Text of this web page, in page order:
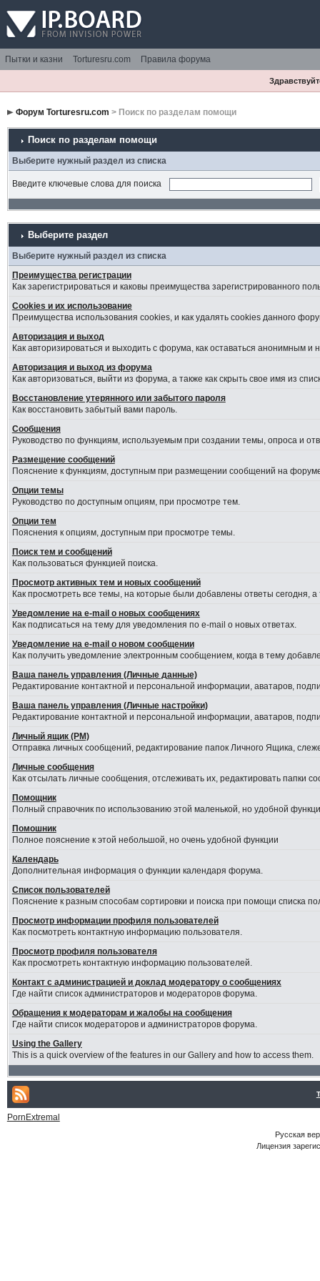
Пытки и казни Torturesru.com Правила форума
Форум Torturesru.com > Поиск по разделам помощи
Поиск по разделам помощи
Выберите нужный раздел из списка
Введите ключевые слова для поиска
Выберите раздел
Выберите нужный раздел из списка
Преимущества регистрации
Как зарегистрироваться и каковы преимущества зарегистрированного
Cookies и их использование
Преимущества использования cookies, и как удалять cookies данного
Авторизация и выход
Как авторизироваться и выходить с форума, как оставаться анонимным
Авторизация и выход из форума
Как авторизоваться, выйти из форума, а также как скрыть свое имя из
Восстановление утерянного или забытого пароля
Как восстановить забытый вами пароль.
Сообщения
Руководство по функциям, используемым при создании темы, опроса и
Размещение сообщений
Пояснение к функциям, доступным при размещении сообщений на
Опции темы
Руководство по доступным опциям, при просмотре тем.
Опции тем
Пояснения к опциям, доступным при просмотре темы.
Поиск тем и сообщений
Как пользоваться функцией поиска.
Просмотр активных тем и новых сообщений
Как просмотреть все темы, на которые были добавлены ответы сегодня,
Уведомление на e-mail о новых сообщениях
Как подписаться на тему для уведомления по e-mail о новых ответах.
Уведомление на е-mail о новом сообщении
Как получить уведомление электронным сообщением, когда в тему
Ваша панель управления (Личные данные)
Редактирование контактной и персональной информации, аватаров,
Ваша панель управления (Личные настройки)
Редактирование контактной и персональной информации, аватаров,
Личный ящик (PM)
Отправка личных сообщений, редактирование папок Личного Ящика,
Личные сообщения
Как отсылать личные сообщения, отслеживать их, редактировать папки
Помощник
Полный справочник по использованию этой маленькой, но удобной
Помошник
Полное пояснение к этой небольшой, но очень удобной функции
Календарь
Дополнительная информация о функции календаря форума.
Список пользователей
Пояснение к разным способам сортировки и поиска при помощи списка
Просмотр информации профиля пользователей
Как посмотреть контактную информацию пользователя.
Просмотр профиля пользователя
Как просмотреть контактную информацию пользователей.
Контакт с администрацией и доклад модератору о сообщениях
Где найти список администраторов и модераторов форума.
Обращения к модераторам и жалобы на сообщения
Где найти список модераторов и администраторов форума.
Using the Gallery
This is a quick overview of the features in our Gallery and how to access them.
PornExtremal
Русская
Лицензия